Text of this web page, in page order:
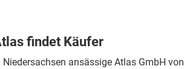
findet Käufer
ansässige Atlas GmbH